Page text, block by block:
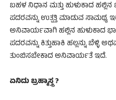
ಬಹಳ ನಿಧಾನ ಮತ್ತು ಹುಳುಕಾದ ಹಲ್ಲಿನ
ಪದರವನ್ನು ಉತ್ಪತ್ತಿ ಮಾಡುವ ಸಾಮಥ್ಯ
ಅನಿವಾರ್ಯವಾಗಿ ಹಲ್ಲಿನ ಹುಳುಕಾದ
ಪದರವನ್ನು ಕಿತ್ತುಹಾಕಿ ಹಲ್ಲನ್ನು ಬೆಳ್ಳಿ
ತುಂಬಿಸಬೇಕಾದ ಅನಿವಾರ್ಯತೆ ಇದೆ.
ಏನಿದು ಬ್ರಹ್ಮಾಸ್ತ್ರ ?